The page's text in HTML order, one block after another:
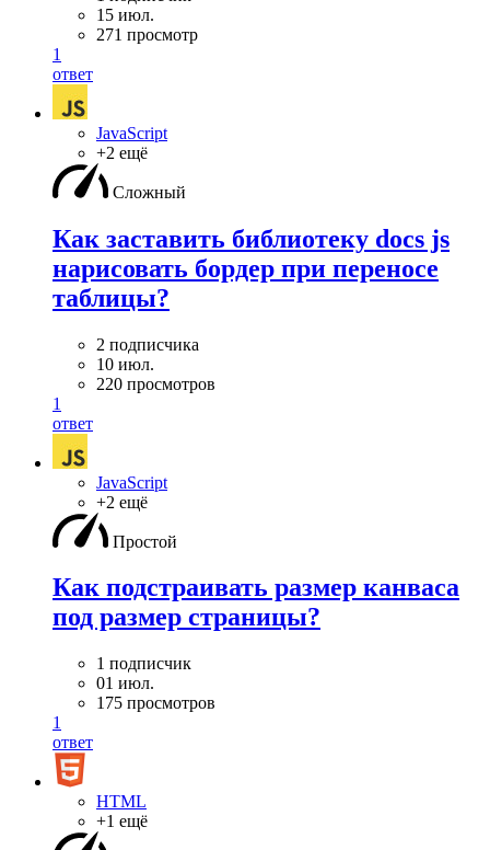
15 июл.
271 просмотр
1
ответ
JavaScript
+2 ещё
Сложный
Как заставить библиотеку docs js
нарисовать бордер при переносе
таблицы?
2 подписчика
10 июл.
220 просмотров
1
ответ
JavaScript
+2 ещё
Простой
Как подстраивать размер канваса
под размер страницы?
1 подписчик
01 июл.
175 просмотров
1
ответ
HTML
+1 ещё